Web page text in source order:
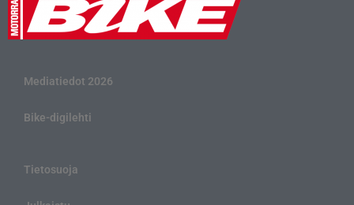
Mediatiedot 2026
Bike-digilehti
Tietosuoja